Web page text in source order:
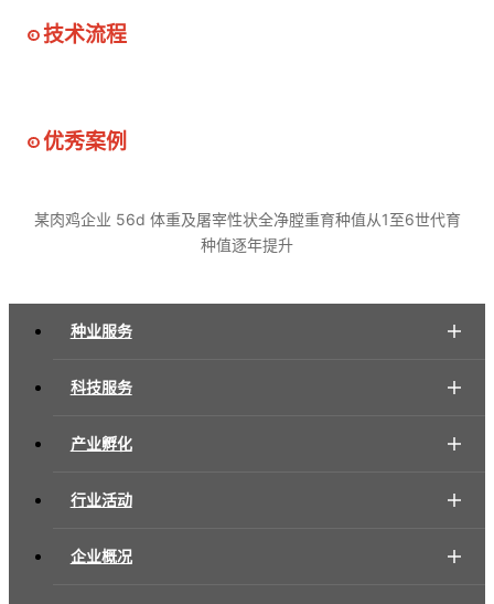
技术流程
优秀案例
某肉鸡企业 56d 体重及屠宰性状全净膛重育种值从1至6世代育
种值逐年提升
种业服务
科技服务
产业孵化
行业活动
企业概况